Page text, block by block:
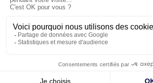
Le pape en Uruguay,
Pérou du 6 au 17